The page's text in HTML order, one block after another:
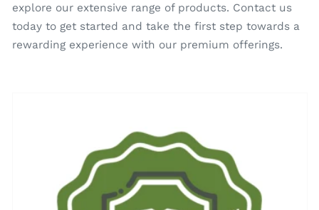
explore our extensive range of products. Contact us
today to get started and take the first step towards a
rewarding experience with our premium offerings.